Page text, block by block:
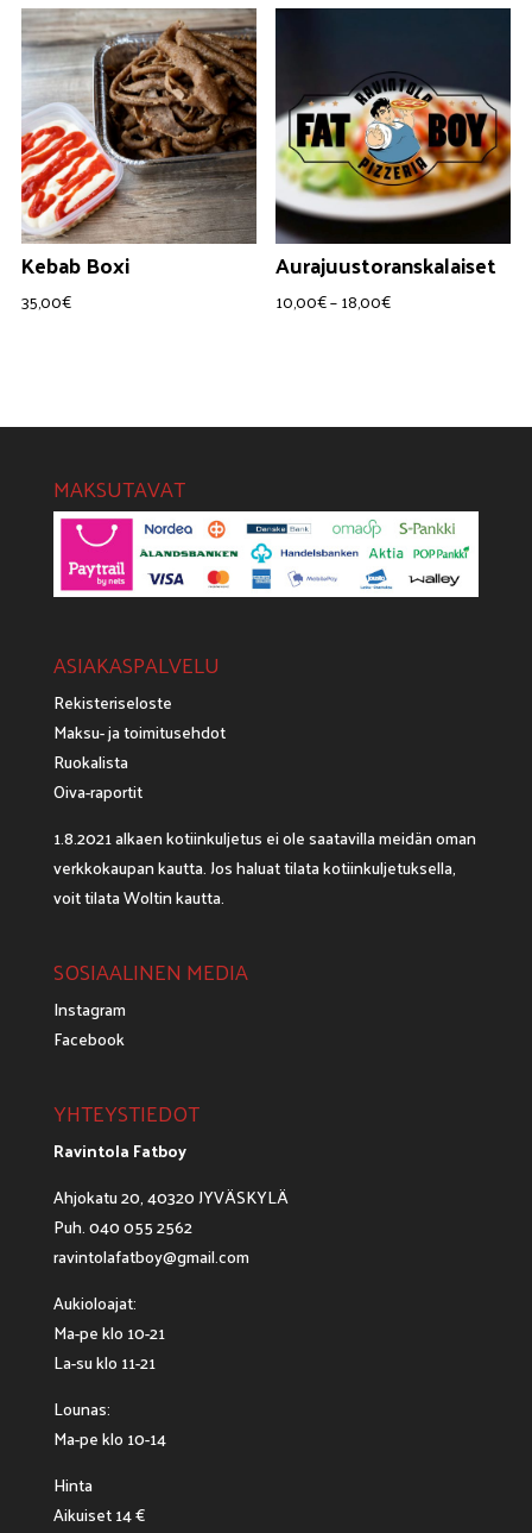
24,00€
Kebab Boxi
35,00€
Aurajuustoranskalaiset
10,00€–18,00€Hintaluokka:
MAKSUTAVAT
ASIAKASPALVELU
Rekisteriseloste
Maksu- ja toimitusehdot
Ruokalista
Oiva-raportit
1.8.2021 alkaen kotiinkuljetus ei ole saatavilla meidän oman
verkkokaupan kautta. Jos haluat tilata kotiinkuljetuksella,
voit tilataWoltinkautta.
SOSIAALINEN MEDIA
Instagram
Facebook
YHTEYSTIEDOT
Ravintola Fatboy
Ahjokatu 20, 40320 JYVÄSKYLÄ
Puh. 040 055 2562
ravintolafatboy@gmail.com
Aukioloajat:
Ma-pe klo 10-21
La-su klo 11-21
Lounas:
Ma-pe klo 10-14
Hinta
Aikuiset 14 €